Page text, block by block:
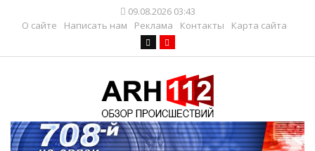
09.08.2026 03:43
О сайте
Написать нам Реклама Контакты Карта сайта